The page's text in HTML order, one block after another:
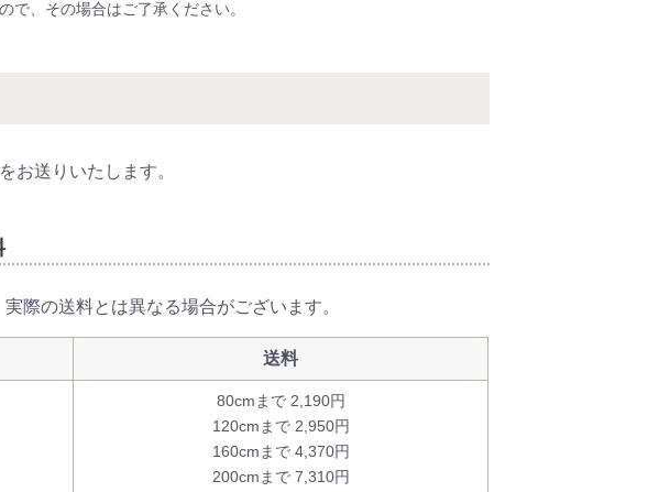
、その場合はご了承ください。
お送りいたします。
際の送料とは異なる場合がございます。
送料
80cmまで 2,190円
120cmまで 2,950円
160cmまで 4,370円
200cmまで 7,310円